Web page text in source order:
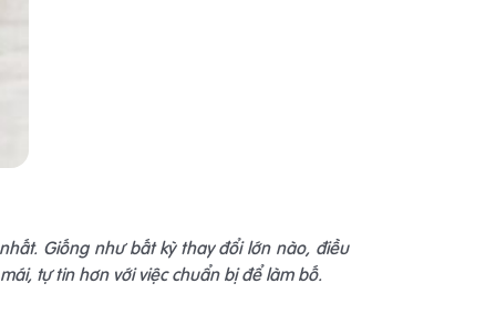
Giống như bất kỳ thay đổi lớn nào, điều
tự tin hơn với việc chuẩn bị để làm bố.